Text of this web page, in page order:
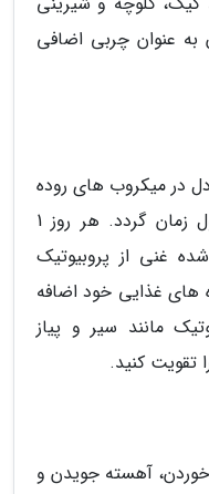
به عنوان چربی اضافی
در میکروب های روده
می تواند باعث چاق شدن در طول زمان گردد. هر روز 1
غنی از پروبیوتیک
های غذایی خود اضافه
مانند سیر و پیاز
تقویت کنید.
خوردن، آهسته جویدن و